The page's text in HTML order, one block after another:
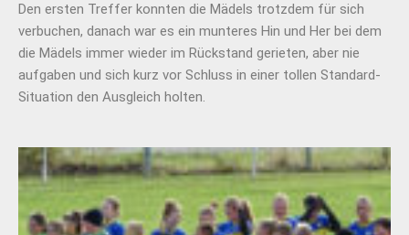
Den ersten Treffer konnten die Mädels trotzdem für sich
verbuchen, danach war es ein munteres Hin und Her bei dem
die Mädels immer wieder im Rückstand gerieten, aber nie
aufgaben und sich kurz vor Schluss in einer tollen Standard-
Situation den Ausgleich holten.